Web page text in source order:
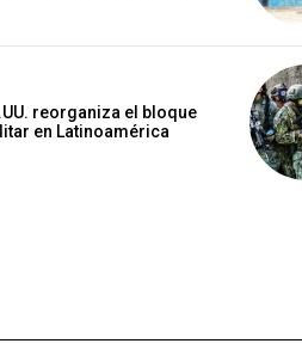
reorganiza el bloque
en Latinoamérica